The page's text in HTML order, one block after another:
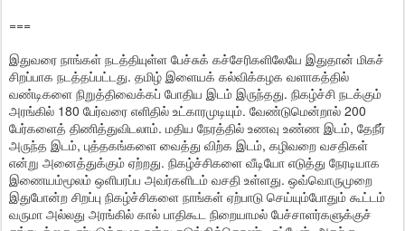
===
இதுவரை நாங்கள் நடத்தியுள்ள பேச்சுக் கச்சேரிகளிலேயே இதுதான் மிகச்
சிறப்பாக நடத்தப்பட்டது. தமிழ் இளையக் கல்விக்கழக வளாகத்தில்
வண்டிகளை நிறுத்திவைக்கப் போதிய இடம் இருந்தது. நிகழ்ச்சி நடக்கும்
அரங்கில் 180 பேர்வரை எளிதில் உட்காரமுடியும். வேண்டுமென்றால் 200
பேர்களைத் திணித்துவிடலாம். மதிய நேரத்தில் உணவு உண்ண இடம், தேநீர்
அருந்த இடம், புத்தகங்களை வைத்து விற்க இடம், கழிவறை வசதிகள்
என்று அனைத்துக்கும் ஏற்றது. நிகழ்ச்சிகளை வீடியோ எடுத்து நேரடியாக
இணையம்மூலம் ஒளிபரப்ப அவர்களிடம் வசதி உள்ளது. ஒவ்வொருமுறை
இதுபோன்ற சிறப்பு நிகழ்ச்சிகளை நாங்கள் ஏற்பாடு செய்யும்போதும் கூட்டம்
வருமா அல்லது அரங்கில் கால் பாதிகூட நிறையாமல் பேச்சாளர்களுக்குச்